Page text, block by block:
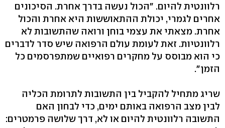
רלוונטית להיום. "הכול נעשה בדרך אחרת. הסיכונים
אחרים לגמרי, יכולת ההתאוששות היא אחרת והכול
אחרת. מצאתי את עצמי בוחן ורואה שהתשובות לא
רלוונטיות. זאת לעומת עולם הרפואה שיש סדר לדברים
כי הוא מבוסס על מחקרים רפואיים שמתפרסמים כל
הזמן".
שריג מתחיל להקביל בין התשובות לתרומת הכליה
לבין מצב הרפואה באותם ימים, כדי לבחון האם
התשובה רלוונטית להיום או לא, דרך שלושה פרמטרים: